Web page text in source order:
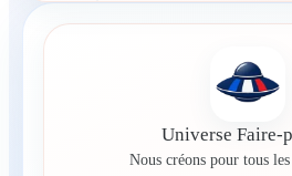
Universe Faire-
Nous créons pour tous